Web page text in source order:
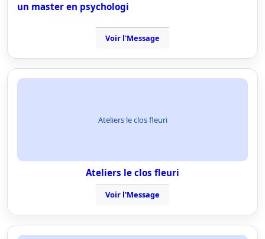
un master en psychologi
Voir l'Message
Ateliers le clos fleuri
Ateliers le clos fleuri
Voir l'Message